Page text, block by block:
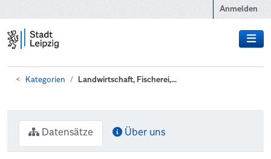
Anmelden
Kategorien Landwirtschaft, Fischerei,...
Datensätze Über uns